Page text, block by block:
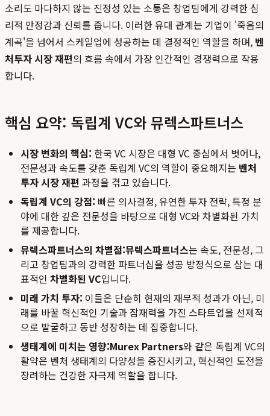
소리도 마다하지 않는 진정성 있는 소통은 창업팀에게 강력한 심
리적 안정감과 신뢰를 줍니다. 이러한 유대 관계는 기업이 '죽음의
계곡'을 넘어서 스케일업에 성공하는 데 결정적인 역할을 하며, 벤
처투자 시장 재편의 흐름 속에서 가장 인간적인 경쟁력으로 작용
합니다.
핵심 요약: 독립계 VC와 뮤렉스파트너스
시장 변화의 핵심: 한국 VC 시장은 대형 VC 중심에서 벗어나,
전문성과 속도를 갖춘 독립계 VC의 역할이 중요해지는 벤처
투자 시장 재편 과정을 겪고 있습니다.
독립계 VC의 강점: 빠른 의사결정, 유연한 투자 전략, 특정 분
야에 대한 깊은 전문성을 바탕으로 대형 VC와 차별화된 가치
를 제공합니다.
뮤렉스파트너스의 차별점:뮤렉스파트너스는 속도, 전문성, 그
리고 창업팀과의 강력한 파트너십을 성공 방정식으로 삼는 대
표적인 차별화된 VC입니다.
미래 가치 투자: 이들은 단순히 현재의 재무적 성과가 아닌, 미
래를 바꿀 혁신적인 기술과 잠재력을 가진 스타트업을 선제적
으로 발굴하고 동반 성장하는 데 집중합니다.
생태계에 미치는 영향:Murex Partners와 같은 독립계 VC의
활약은 벤처 생태계의 다양성을 증진시키고, 혁신적인 도전을
장려하는 건강한 자극제 역할을 합니다.